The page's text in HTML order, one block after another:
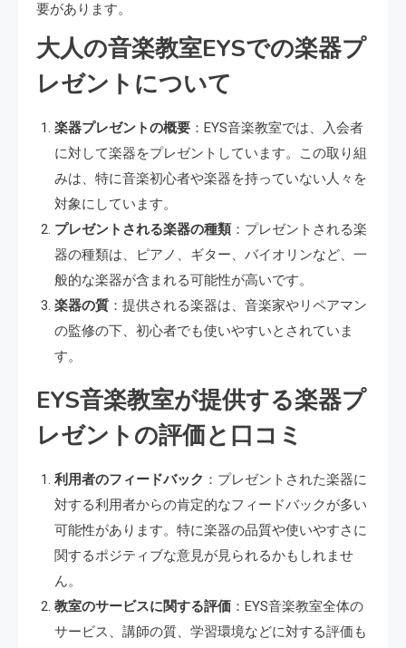
要があります。
大人の音楽教室EYSでの楽器プ
レゼントについて
楽器プレゼントの概要 ：EYS音楽教室では、入会者
に対して楽器をプレゼントしています。この取り組
みは、特に音楽初心者や楽器を持っていない人々を
対象にしています。
プレゼントされる楽器の種類 ：プレゼントされる楽
器の種類は、ピアノ、ギター、バイオリンなど、一
般的な楽器が含まれる可能性が高いです。
楽器の質 ：提供される楽器は、音楽家やリペアマン
の監修の下、初心者でも使いやすいとされていま
す。
EYS音楽教室が提供する楽器プ
レゼントの評価と口コミ
利用者のフィードバック ：プレゼントされた楽器に
対する利用者からの肯定的なフィードバックが多い
可能性があります。特に楽器の品質や使いやすさに
関するポジティブな意見が見られるかもしれませ
ん。
教室のサービスに関する評価 ：EYS音楽教室全体の
サービス、講師の質、学習環境などに対する評価も